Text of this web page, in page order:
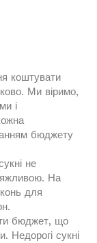
коштувати
Ми віримо,
і
бюджету
не
На
для
бюджет, що
Недорогі сукні